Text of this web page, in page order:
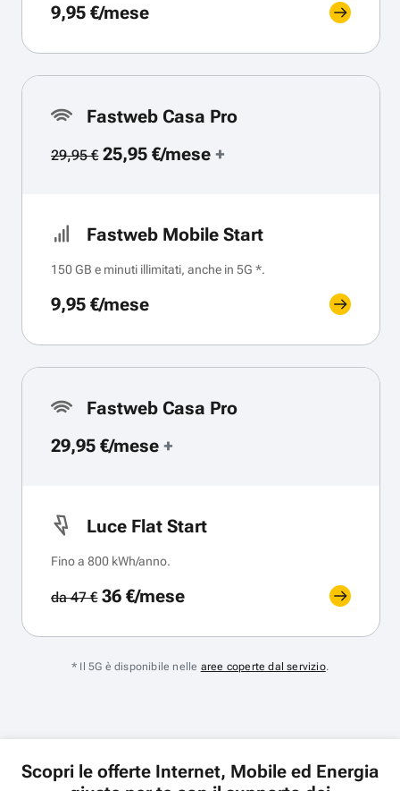
9,95 €/mese
Fastweb Casa Pro
29,95 €25,95 €/mese+
Fastweb Mobile Start
150 GB e minuti illimitati, anche in 5G *.
9,95 €/mese
Fastweb Casa Pro
29,95 €/mese +
Luce Flat Start
Fino a 800 kWh/anno.
da 47 €36 €/mese
* Il 5G è disponibile nelle aree coperte dal servizio.
Scopri le offerte Internet, Mobile ed Energia